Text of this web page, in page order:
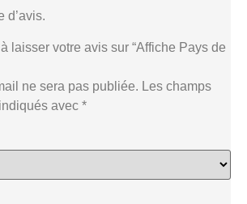
d’avis.
laisser votre avis sur “Affiche Pays de
ne sera pas publiée. Les champs
avec *